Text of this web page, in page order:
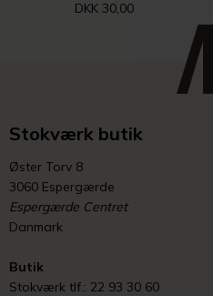
DKK 30,00
Stokværk butik
Øster Torv 8
3060 Espergærde
Espergærde Centret
Danmark
Butik
Stokværk tlf.: 22 93 30 60